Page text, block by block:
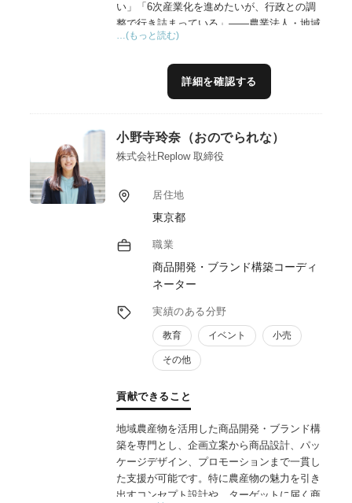
い」「6次産業化を進めたいが、行政との調
整で行き詰まっている」——農業法人・地域
事業者の皆様から、こうした声を数多くお聞
私は和歌山県庁・岸和田市役所で19年間、農
地法や補助金制度の運用、行政折衝の実務に
合わせ、商品開発、ブランド構築、補助金を
活用した資金調達まで、企画から実行まで一
実績として、規格外果実を活用したピューレ
商品の開発・販路開拓、耕作放棄地を再生し
た観光農園の立ち上げ支援などを手掛け、所
得向上・雇用創出・地域ブランドの再構築・
交流人口拡大という具体的な成果につなげて
きました。
「制度は知っているが実行できない」「経営
者だけでは行政対応が難しい」——そんな壁
を、行政経験に裏打ちされた実務力で突破し
…(もっと読む)
詳細を確認する
小野寺玲奈（おのでられな）
株式会社Replow 取締役
居住地
東京都
職業
商品開発・ブランド構築コーディ
ネーター
実績のある分野
教育 イベント 小売
その他
貢献できること
地域農産物を活用した商品開発・ブランド構
築を専門とし、企画立案から商品設計、パッ
ケージデザイン、プロモーションまで一貫し
た支援が可能です。特に農産物の魅力を引き
出すコンセプト設計や、ターゲットに届く商